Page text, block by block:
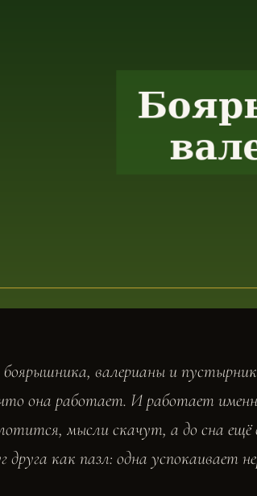
боярышника, валерианы и
она работает. И работает
мысли скачут, а до сна
как пазл: одна успокаивает